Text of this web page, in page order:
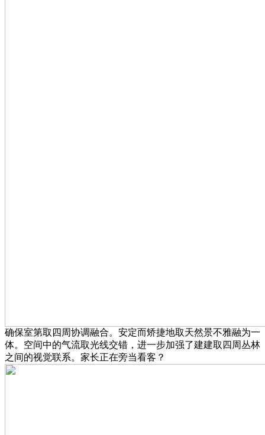
确保室第取四周协调融合。安定而矫捷地取天然景不雅融为一
体。空间中的气流取光线交错，进一步加强了建建取四周丛林
之间的视觉联系。家长正在旁当看客？